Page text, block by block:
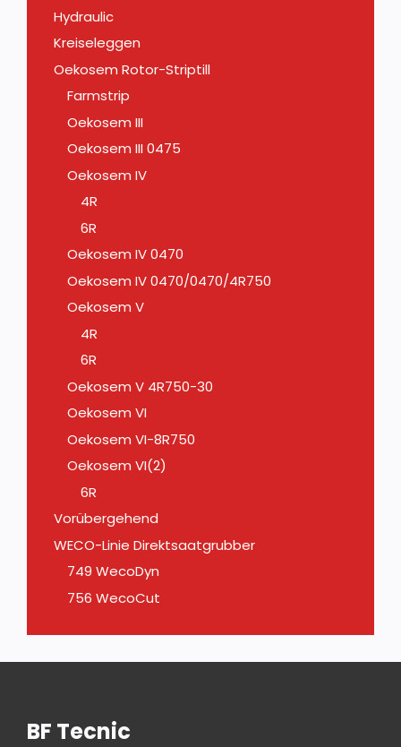
Hydraulic
Kreiseleggen
Oekosem Rotor-Striptill
Farmstrip
Oekosem III
Oekosem III 0475
Oekosem IV
4R
6R
Oekosem IV 0470
Oekosem IV 0470/0470/4R750
Oekosem V
4R
6R
Oekosem V 4R750-30
Oekosem VI
Oekosem VI-8R750
Oekosem VI(2)
6R
Vorübergehend
WECO-Linie Direktsaatgrubber
749 WecoDyn
756 WecoCut
BF Tecnic